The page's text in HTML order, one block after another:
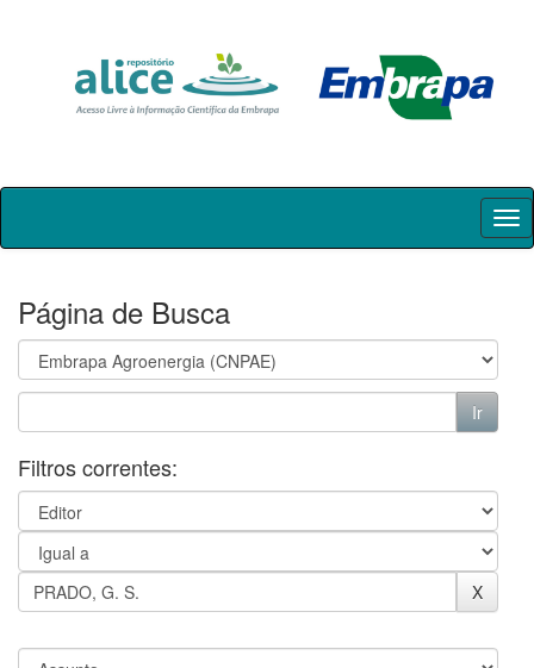
Skip
Página de Busca
Filtros correntes: